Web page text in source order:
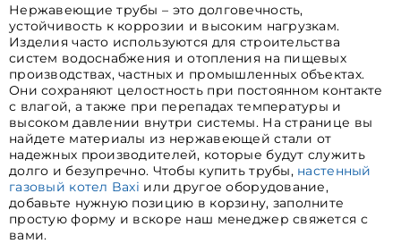
Нержавеющие трубы – это долговечность,
устойчивость к коррозии и высоким нагрузкам.
Изделия часто используются для строительства
систем водоснабжения и отопления на пищевых
производствах, частных и промышленных объектах.
Они сохраняют целостность при постоянном контакте
с влагой, а также при перепадах температуры и
высоком давлении внутри системы. На странице вы
найдете материалы из нержавеющей стали от
надежных производителей, которые будут служить
долго и безупречно. Чтобы купить трубы,настенный
газовый котел Baxi или другое оборудование,
добавьте нужную позицию в корзину, заполните
простую форму и вскоре наш менеджер свяжется с
вами.